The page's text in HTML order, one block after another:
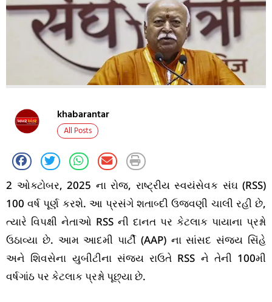
khabarantar
All Posts
2 ઓક્ટોબર, 2025 ના રોજ, રાષ્ટ્રીય સ્વયંસેવક સંઘ (RSS)
100 વર્ષ પૂર્ણ કરશે. આ પ્રસંગે શતાબ્દી ઉજવણી ચાલી રહી છે,
ત્યારે વિપક્ષી નેતાઓ RSS ની દાનત પર કેટલાક પાયાના પ્રશ્નો
ઉઠાવ્યા છે. આમ આદમી પાર્ટી (AAP) ના સાંસદ સંજય સિંહે
અને શિવસેના યુબીટીના સંજય રાઉતે RSS ને તેની 100મી
વર્ષગાંઠ પર કેટલાક પ્રશ્નો પૂછ્યા છે.